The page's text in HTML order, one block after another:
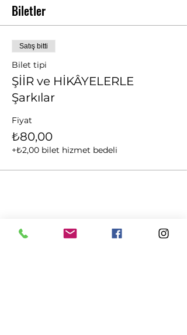
Biletler
Satış bitti
Bilet tipi
ŞİİR ve HİKÂYELERLE
Şarkılar
Fiyat
₺80,00
+₺2,00 bilet hizmet bedeli
Bu Etkinliği Paylaş